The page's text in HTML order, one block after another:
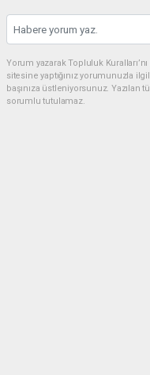
Yorum yazarak Topluluk
sitesine yaptığınız yorumunuzla
başınıza üstleniyorsunuz.
sorumlu tutulamaz.